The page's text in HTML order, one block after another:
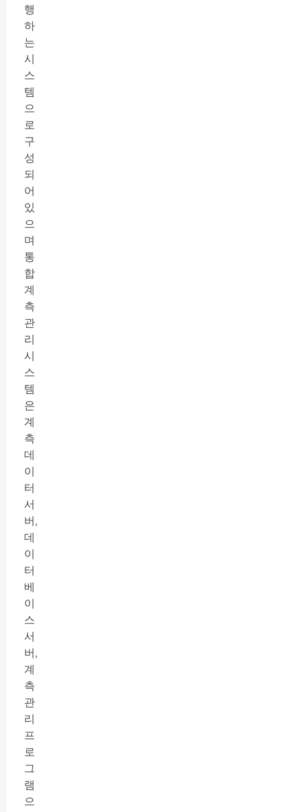
행
하
는
시
스
템
으
로
구
성
되
어
있
으
며
통
합
계
측
관
리
시
스
템
은
계
측
데
이
터
서
버,
데
이
터
베
이
스
서
버,
계
측
관
리
프
로
그
램
으